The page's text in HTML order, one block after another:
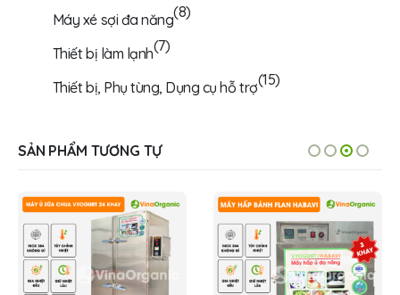
Máy xé sợi đa năng(8)
Thiết bị làm lạnh(7)
Thiết bị, Phụ tùng, Dụng cụ hỗ trợ(15)
SẢN PHẨM TƯƠNG TỰ